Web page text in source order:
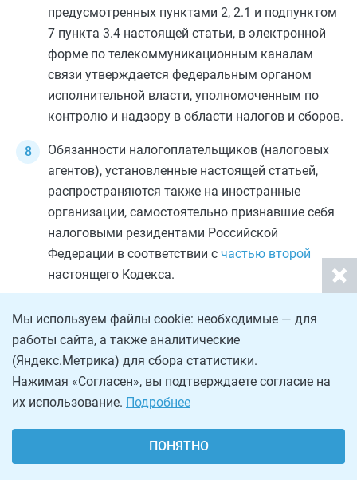
предусмотренных пунктами 2, 2.1 и подпунктом
7 пункта 3.4 настоящей статьи, в электронной
форме по телекоммуникационным каналам
связи утверждается федеральным органом
исполнительной власти, уполномоченным по
контролю и надзору в области налогов и сборов.
Обязанности налогоплательщиков (налоговых
агентов), установленные настоящей статьей,
распространяются также на иностранные
организации, самостоятельно признавшие себя
налоговыми резидентами Российской
Федерации в соответствии с частью второй
настоящего Кодекса.
ПРЕДЫДУЩАЯ
Статья 22
Обеспечение и защита прав налогоплательщиков
(плательщиков сборов, плательщиков страховых
СЛЕДУЮЩАЯ
Мы используем файлы cookie: необходимые — для
работы сайта, а также аналитические
(Яндекс.Метрика) для сбора статистики.
Нажимая «Согласен», вы подтверждаете согласие на
их использование. Подробнее
ПОНЯТНО